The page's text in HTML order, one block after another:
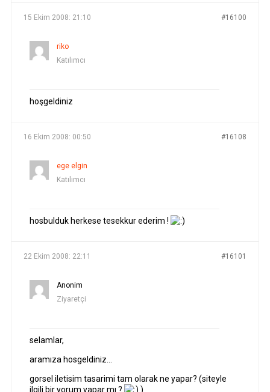
15 Ekim 2008: 21:10 #16100
riko
Katılımcı
hoşgeldiniz
16 Ekim 2008: 00:50 #16108
ege elgin
Katılımcı
hosbulduk herkese tesekkur ederim !
22 Ekim 2008: 22:11 #16101
Anonim
Ziyaretçi
selamlar,
aramıza hosgeldiniz…
gorsel iletisim tasarimi tam olarak ne yapar? (siteyle
ilgili bir yorum yapar mı ?
)